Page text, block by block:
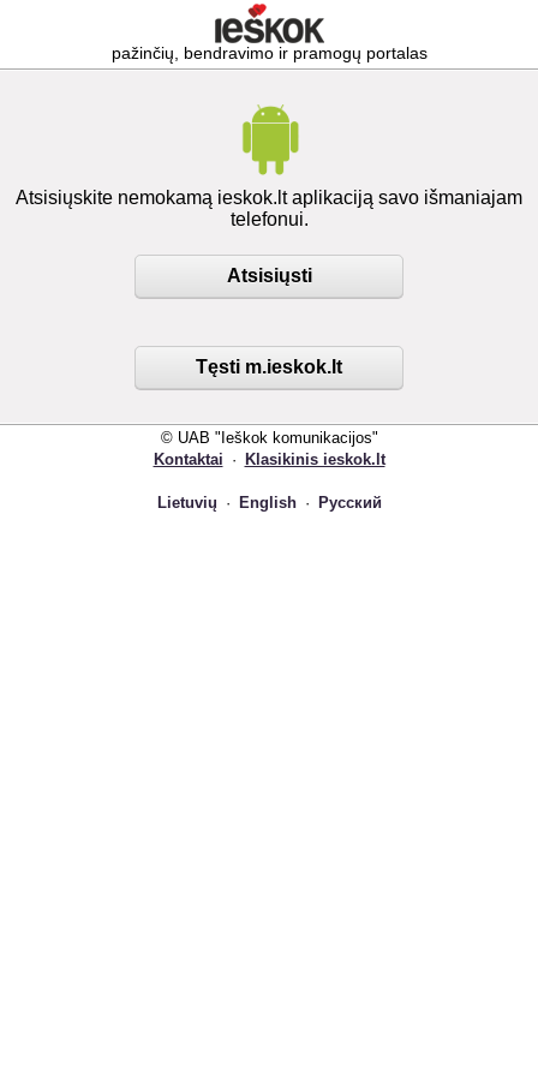
pažinčių, bendravimo ir pramogų portalas
Atsisiųskite nemokamą ieskok.lt aplikaciją savo išmaniajam
telefonui.
Atsisiųsti
Tęsti m.ieskok.lt
© UAB "Ieškok komunikacijos"
Kontaktai · Klasikinis ieskok.lt
Lietuvių · English · Русский